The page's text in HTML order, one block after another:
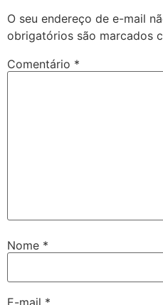
O seu endereço de e-mail
obrigatórios são marcados
Comentário *
Nome *
E-mail *